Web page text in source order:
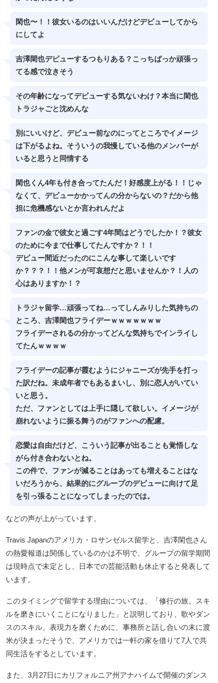
閑也〜！！彼女いるのはいいんだけどデビューしてから
にしてよ
吉澤閑也デビューするつもりある？こっちばっか頑張っ
てる感で泣きそう
その年齢になってデビューする気ないわけ？本当に閑也
トラジャごと沈めんな
別にいいけど、デビュー前なのにってところでイメージ
は下がるよね。そういうの我慢している他のメンバーが
いると思うと同情する
閑也くん4年も付き合ってたんだ！好感度上がる！！じゃ
なくて、デビューかかってんの分からないの？だから他
担に危機感ないとか言われんだよ
ファンの金で彼女と過ごす4年間はどうでしたか！？彼女
のために今まで仕事してたんですか？！！
デビュー間近だったのにこんな事して楽しいです
か？？？！！他メンが可哀想だと思いませんか？！人の
心はありますか！？
トラジャ留学…頑張ってね…ってしんみりした気持ちの
ところ、吉澤閑也フライデーｗｗｗｗｗｗｗ
フライデーされるの分かってどんな気持ちでインライし
てたんｗｗｗｗ
フライデーの記事が霞むようにジャニーズが先手を打っ
た訳だね。未成年者でもあるまいし、別に恋人がいてい
いと思う。
ただ、ファンとしては上手に隠して欲しい。イメージが
崩れないように振る舞うのがファンへの配慮。
恋愛は自由だけど、こういう記事が出ることも覚悟しな
がら付き合わないとね。
この件で、ファンが減ることはあっても増えることはな
いだろうから、結果的にグループのデビューに向けて足
を引っ張ることになってしまったのでは。
などの声が上がっています。
Travis Japanのアメリカ・ロサンゼルス留学と、吉澤閑也さん
の熱愛報道は関係しているのかは不明で、グループの留学期間
は現時点で未定とし、日本での芸能活動も休止すると発表して
います。
このタイミングで留学する理由については、「修行の旅。スキ
ルを磨きにいくことになりました」と説明しており、歌やダン
スのスキル、表現力を磨くために、事務所と話し合いの末に渡
米が決まったそうで、アメリカでは一軒の家を借りて7人で共
同生活をするとしています。
また、3月27日にカリフォルニア州アナハイムで開催のダンス